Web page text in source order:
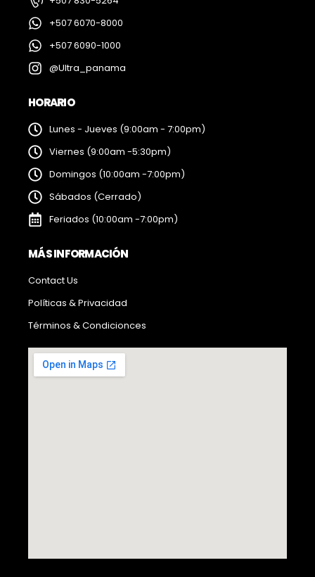
+507 6070-8000
+507 6090-1000
@Ultra_panama
HORARIO
Lunes - Jueves (9:00am - 7:00pm)
Viernes (9:00am -5:30pm)
Domingos (10:00am -7:00pm)
Sábados (Cerrado)
Feriados (10:00am -7:00pm)
MÁS INFORMACIÓN
Contact Us
Políticas & Privacidad
Términos & Condicionces